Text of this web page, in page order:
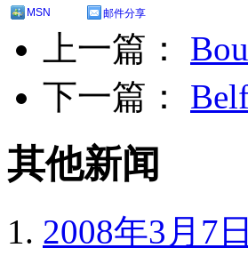
MSN
邮件分享
上一篇：
下一篇：
其他新闻
2008年3月7